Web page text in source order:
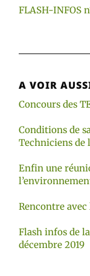
FLASH-INFOS
A VOIR
Concours des
Conditions de
Techniciens de
Enfin une
Rencontre avec
Flash infos de
décembre 2019